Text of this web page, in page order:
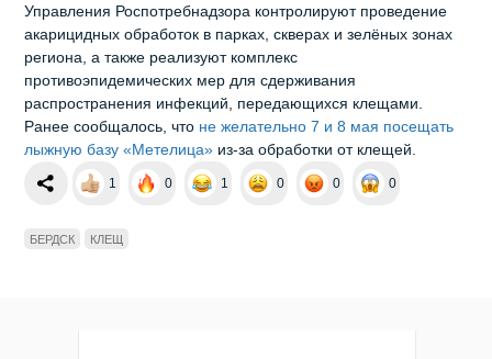
Управления Роспотребнадзора контролируют проведение
акарицидных обработок в парках, скверах и зелёных зонах
региона, а также реализуют комплекс
противоэпидемических мер для сдерживания
распространения инфекций, передающихся клещами.
Ранее сообщалось, что не желательно 7 и 8 мая посещать
лыжную базу «Метелица» из-за обработки от клещей.
1 0 1 0 0 0
БЕРДСК КЛЕЩ